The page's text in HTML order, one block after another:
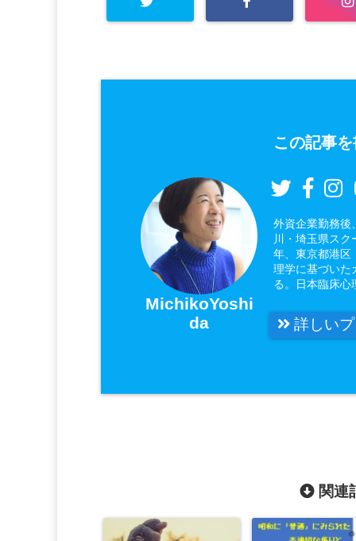
この記事
MichikoYoshi
da
外資企業勤務後
川・埼玉県ス
年、東京都港区
理学に基づいた
る。日本臨床心
詳しいプ
関連